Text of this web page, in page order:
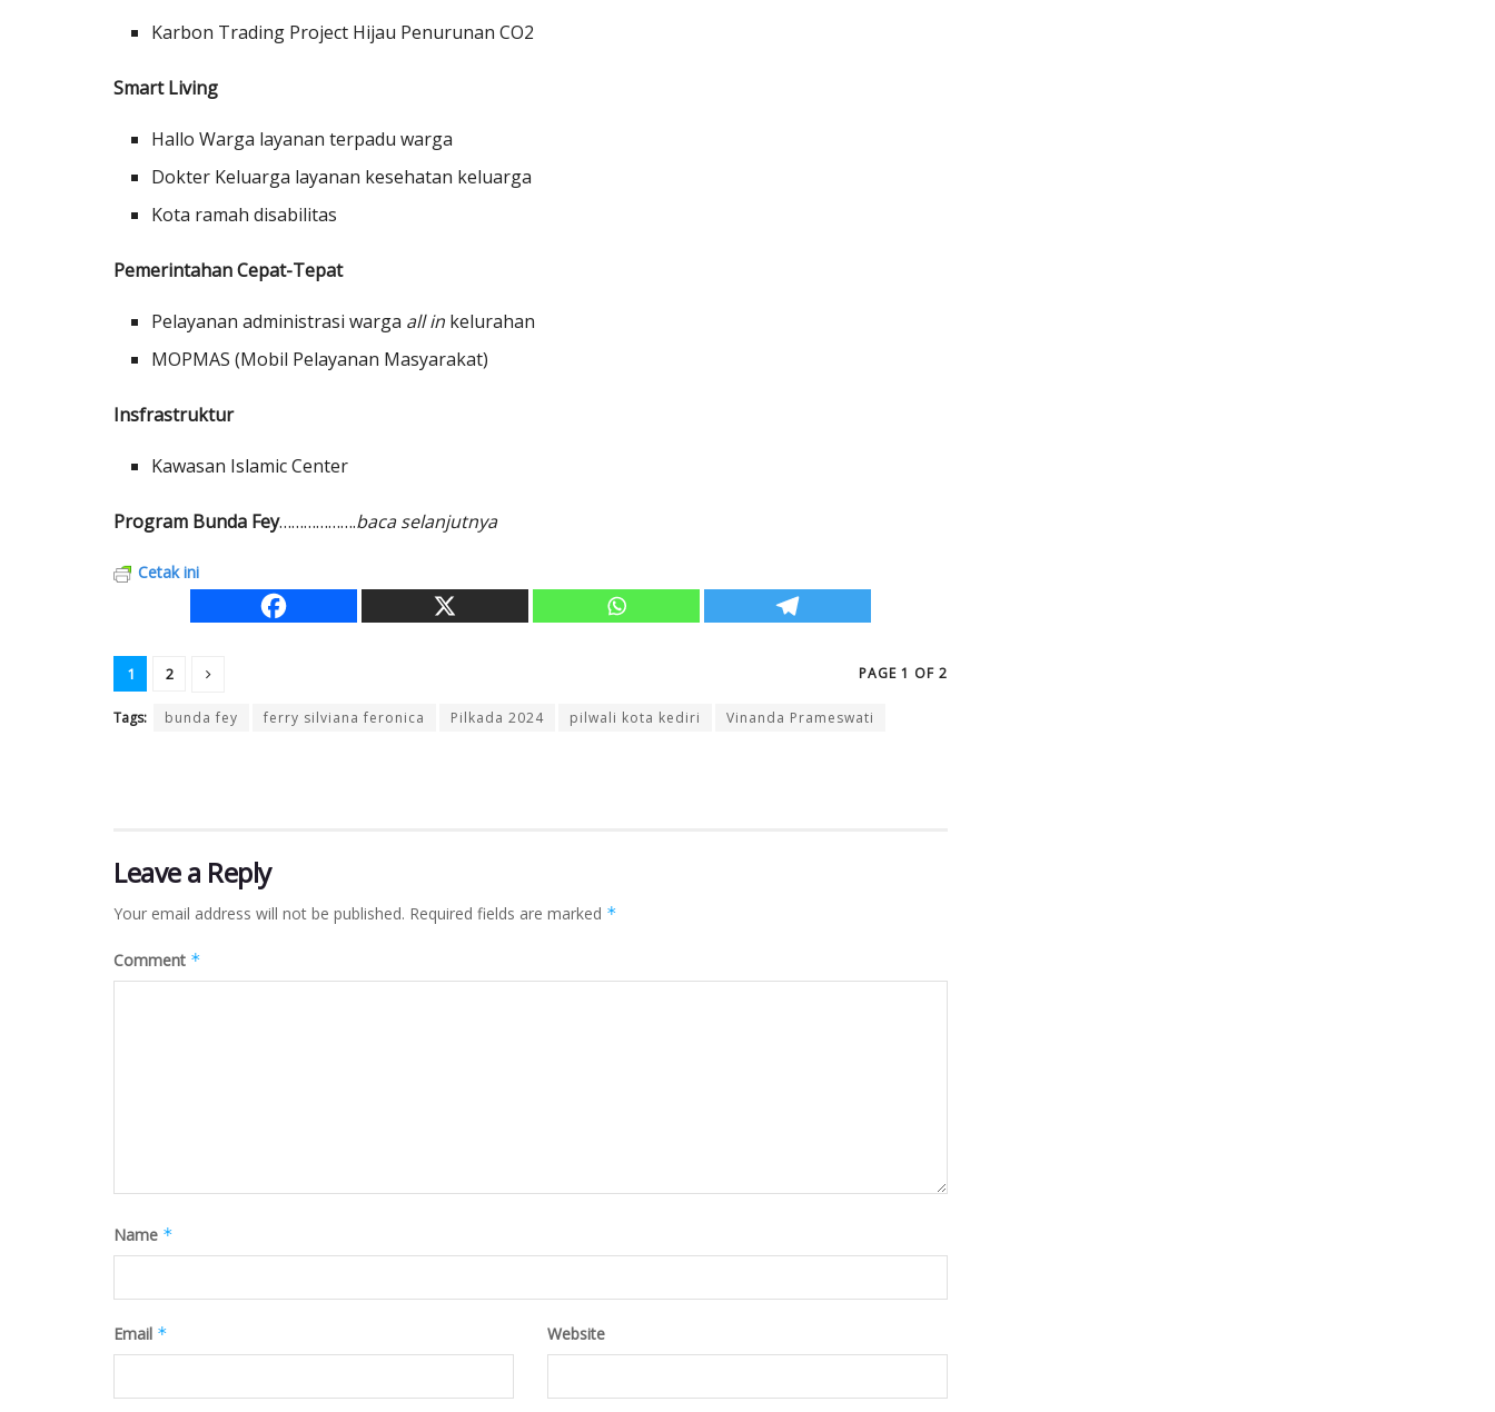
Karbon Trading Project Hijau Penurunan CO2
Smart Living
Hallo Warga layanan terpadu warga
Dokter Keluarga layanan kesehatan keluarga
Kota ramah disabilitas
Pemerintahan Cepat-Tepat
Pelayanan administrasi warga all in kelurahan
MOPMAS (Mobil Pelayanan Masyarakat)
Insfrastruktur
Kawasan Islamic Center
Program Bunda Fey……………….baca selanjutnya
Cetak ini
PAGE 1 OF 2
1 2
Tags: bunda fey ferry silviana feronica Pilkada 2024 pilwali kota kediri Vinanda Prameswati
Leave a Reply
Your email address will not be published. Required fields are marked *
Comment *
Name *
Email * Website